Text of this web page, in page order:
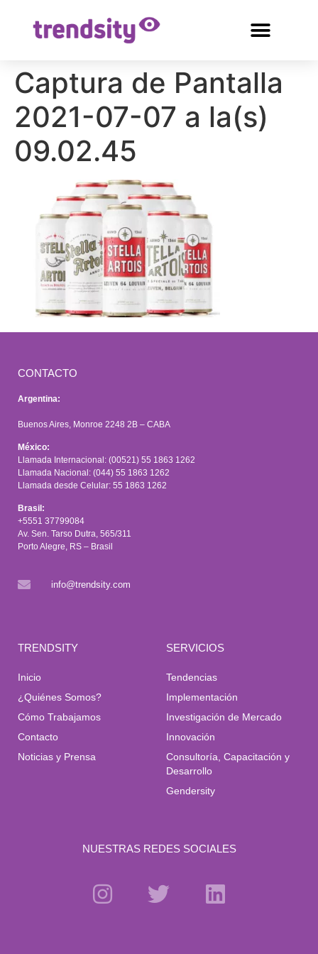
Captura de Pantalla
2021-07-07 a la(s)
09.02.45
CONTACTO
Argentina:
Buenos Aires, Monroe 2248 2B – CABA
México:
Llamada Internacional: (00521) 55 1863 1262
Llamada Nacional: (044) 55 1863 1262
Llamada desde Celular: 55 1863 1262
Brasil:
+5551 37799084
Av. Sen. Tarso Dutra, 565/311
Porto Alegre, RS – Brasil
info@trendsity.com
TRENDSITY
Inicio
¿Quiénes Somos?
Cómo Trabajamos
Contacto
Noticias y Prensa
SERVICIOS
Tendencias
Implementación
Investigación de Mercado
Innovación
Consultoría, Capacitación y
Desarrollo
Gendersity
NUESTRAS REDES SOCIALES